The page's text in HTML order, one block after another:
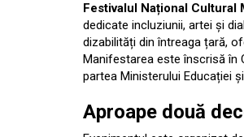
Festivalul Național Cultural
dedicate incluziunii, artei și
dizabilități din întreaga țară,
Manifestarea este înscrisă în
partea Ministerului Educației
Aproape două